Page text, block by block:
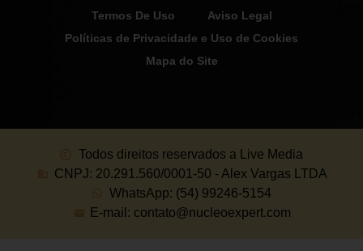
Termos De Uso
Aviso Legal
Políticas de Privacidade e Uso de Cookies
Mapa do Site
Todos direitos reservados a Live Media
CNPJ: 20.291.560/0001-50 - Alex Vargas LTDA
WhatsApp: (54) 99246-5154
E-mail: contato@nucleoexpert.com